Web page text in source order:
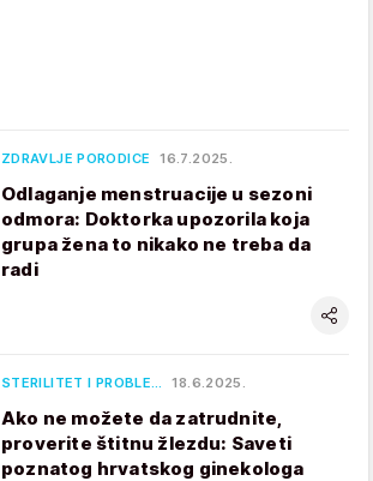
ZDRAVLJE PORODICE 16.7.2025.
Odlaganje menstruacije u sezoni
odmora: Doktorka upozorila koja
grupa žena to nikako ne treba da
radi
STERILITET I PROBLE… 18.6.2025.
Ako ne možete da zatrudnite,
proverite štitnu žlezdu: Saveti
poznatog hrvatskog ginekologa